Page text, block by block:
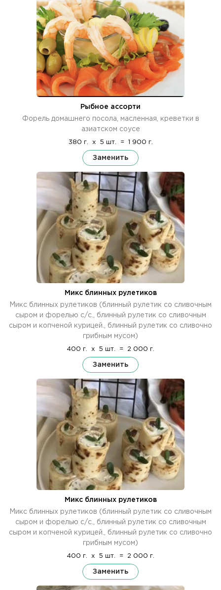
Рыбное ассорти
Форель домашнего посола, масленная, креветки в
азиатском соусе
380 г. x 5 шт. = 1 900 г.
Заменить
Микс блинных рулетиков
Микс блинных рулетиков (блинный рулетик со сливочным
сыром и форелью с/с., блинный рулетик со сливочным
сыром и копченой курицей., блинный рулетик со сливочно
грибным мусом)
400 г. x 5 шт. = 2 000 г.
Заменить
Микс блинных рулетиков
Микс блинных рулетиков (блинный рулетик со сливочным
сыром и форелью с/с., блинный рулетик со сливочным
сыром и копченой курицей., блинный рулетик со сливочно
грибным мусом)
400 г. x 5 шт. = 2 000 г.
Заменить